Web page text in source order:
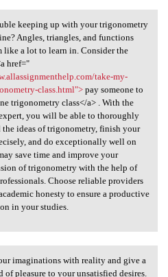
keeping up
keeping up with your trigonometry
Angles, triangles, and functions
like a lot to learn in. Consider the
href="
take-my-
class.html">pay someone to
trigonometry class</a> . With the
you will be able to thoroughly
the ideas of trigonometry, finish your
and do exceptionally well on
save time and improve your
of trigonometry with the help of
Choose reliable providers
honesty to ensure a productive
in your studies.
imaginations
imaginations with reality and give a
of pleasure to your unsatisfied desires.